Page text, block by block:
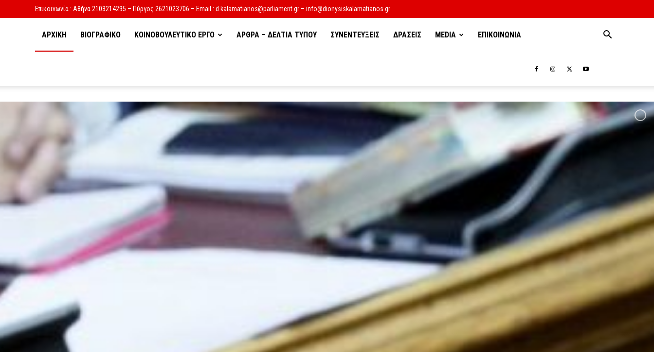
Επικοινωνία : Αθήνα 2103214295 – Πύργος 2621023706 – Email : d.kalamatianos@parliament.gr – info@dionysiskalamatianos.gr
ΑΡΧΙΚΗ ΒΙΟΓΡΑΦΙΚΟ ΚΟΙΝΟΒΟΥΛΕΥΤΙΚΟ ΕΡΓΟ ΑΡΘΡΑ – ΔΕΛΤΙΑ ΤΥΠΟΥ ΣΥΝΕΝΤΕΥΞΕΙΣ ΔΡΑΣΕΙΣ MEDIA ΕΠΙΚΟΙΝΩΝΙΑ